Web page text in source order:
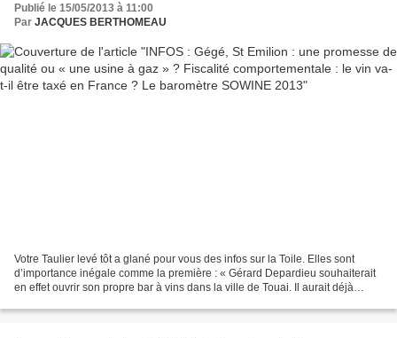
Publié le 15/05/2013 à 11:00
Par JACQUES BERTHOMEAU
Votre Taulier levé tôt a glané pour vous des infos sur la Toile. Elles sont
d’importance inégale comme la première : « Gérard Depardieu souhaiterait
en effet ouvrir son propre bar à vins dans la ville de Touai. Il aurait déjà